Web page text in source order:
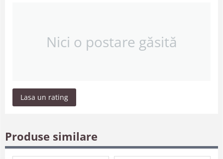
Nici o postare găsită
Lasa un rating
Produse similare